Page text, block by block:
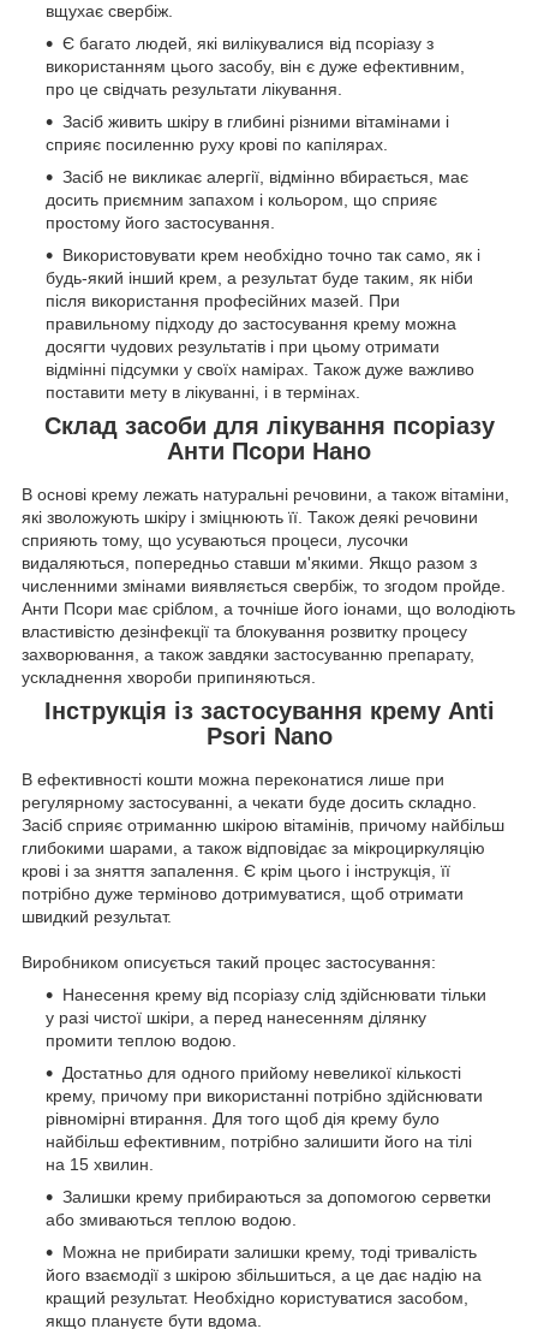
вщухає свербіж.
Є багато людей, які вилікувалися від псоріазу з
використанням цього засобу, він є дуже ефективним,
про це свідчать результати лікування.
Засіб живить шкіру в глибині різними вітамінами і
сприяє посиленню руху крові по капілярах.
Засіб не викликає алергії, відмінно вбирається, має
досить приємним запахом і кольором, що сприяє
простому його застосування.
Використовувати крем необхідно точно так само, як і
будь-який інший крем, а результат буде таким, як ніби
після використання професійних мазей. При
правильному підходу до застосування крему можна
досягти чудових результатів і при цьому отримати
відмінні підсумки у своїх намірах. Також дуже важливо
поставити мету в лікуванні, і в термінах.
Склад засоби для лікування псоріазу
Анти Псори Нано
В основі крему лежать натуральні речовини, а також вітаміни,
які зволожують шкіру і зміцнюють її. Також деякі речовини
сприяють тому, що усуваються процеси, лусочки
видаляються, попередньо ставши м'якими. Якщо разом з
численними змінами виявляється свербіж, то згодом пройде.
Анти Псори має сріблом, а точніше його іонами, що володіють
властивістю дезінфекції та блокування розвитку процесу
захворювання, а також завдяки застосуванню препарату,
ускладнення хвороби припиняються.
Інструкція із застосування крему Anti
Psori Nano
В ефективності кошти можна переконатися лише при
регулярному застосуванні, а чекати буде досить складно.
Засіб сприяє отриманню шкірою вітамінів, причому найбільш
глибокими шарами, а також відповідає за мікроциркуляцію
крові і за зняття запалення. Є крім цього і інструкція, її
потрібно дуже терміново дотримуватися, щоб отримати
швидкий результат.
Виробником описується такий процес застосування:
Нанесення крему від псоріазу слід здійснювати тільки
у разі чистої шкіри, а перед нанесенням ділянку
промити теплою водою.
Достатньо для одного прийому невеликої кількості
крему, причому при використанні потрібно здійснювати
рівномірні втирання. Для того щоб дія крему було
найбільш ефективним, потрібно залишити його на тілі
на 15 хвилин.
Залишки крему прибираються за допомогою серветки
або змиваються теплою водою.
Можна не прибирати залишки крему, тоді тривалість
його взаємодії з шкірою збільшиться, а це дає надію на
кращий результат. Необхідно користуватися засобом,
якщо плануєте бути вдома.